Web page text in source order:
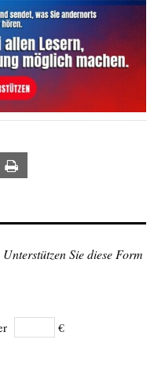
Sie diese Form
€